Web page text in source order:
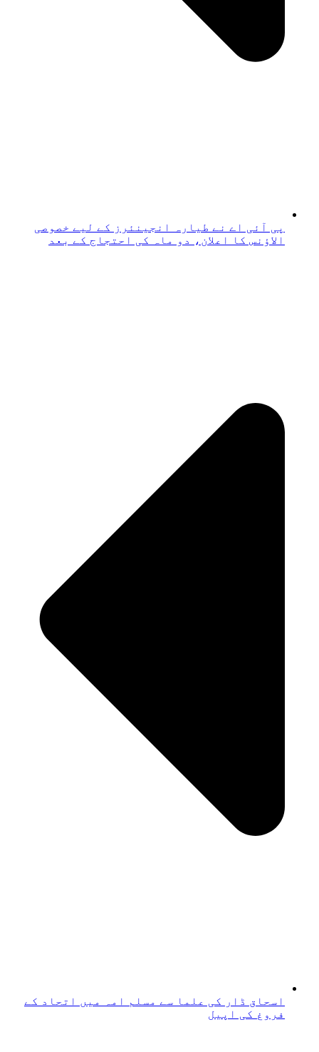
پی آئی اے نے طیارہ انجینئرز کے لیے خصوصی
الاؤنس کا اعلان، دو ماہ کی احتجاج کے بعد
اسحاق ڈار کی علما سے مسلم امہ میں اتحاد کے
فروغ کی اپیل